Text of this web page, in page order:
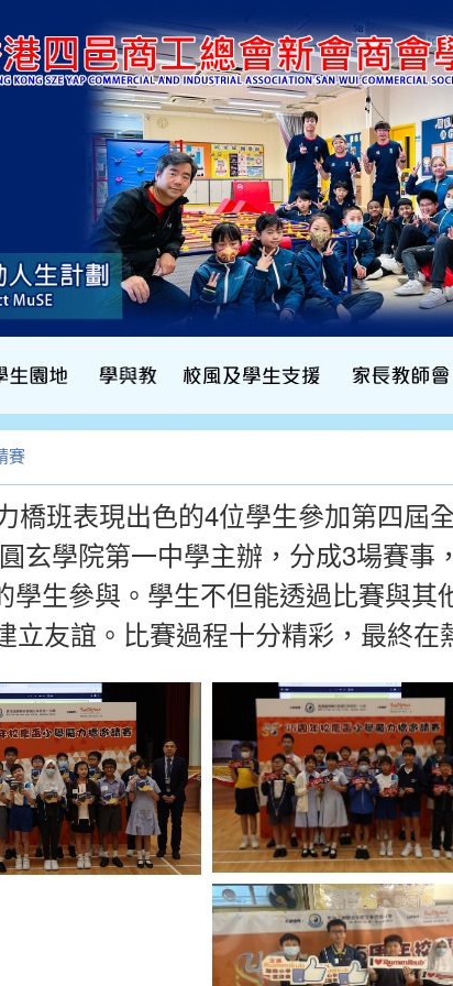
賽
橋班表現出色的4位學生參加第四屆
玄學院第一中學主辦，分成3場賽事
學生參與。學生不但能透過比賽與
立友誼。比賽過程十分精彩，最終